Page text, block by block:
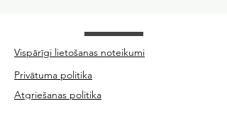
Vispārīgi lietošanas noteikumi
Privātuma politika
Atgriešanas politika